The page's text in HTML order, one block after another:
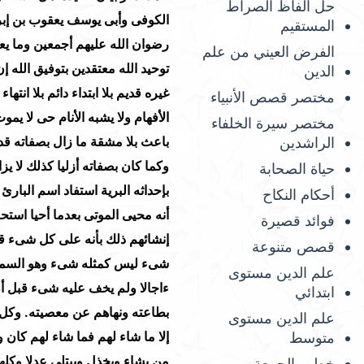
حل ألفاظ الصراط
المستقيم
الفرض العيني من علم
الدين
مختصر قصص الأنبياء
مختصر سيرة الخلفاء
الراشدين
حياة الصحابة
أحكام النكاح
فوائد قصيرة
قصص متنوعة
علم الدين مستوى
ابتدائي
علم الدين مستوى
متوسط
الكوفى وأبى يوسف يعقوب بن
رضوان الله عليهم أجمعين وما
توحيد الله معتقدين بتوفيق الله